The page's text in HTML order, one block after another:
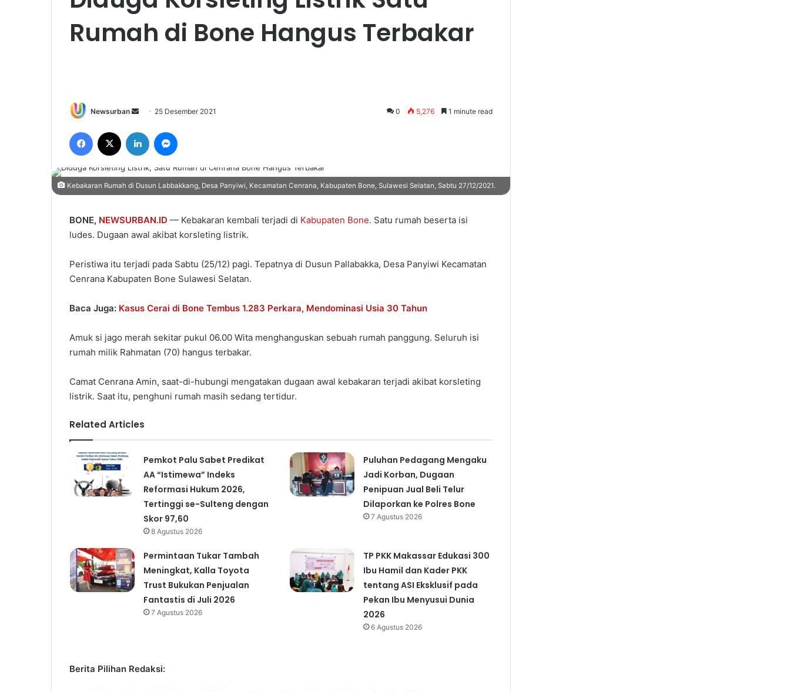
Rumah di Bone Hangus Terbakar
Newsurban
Send
email
25 Desember 2021 0 5,276 1 minute read
Facebook LinkedIn
Kebakaran Rumah di Dusun Labbakkang, Desa Panyiwi, Kecamatan Cenrana, Kabupaten Bone, Sulawesi Selatan, Sabtu 27/12/2021.
BONE, NEWSURBAN.ID — Kebakaran kembali terjadi di Kabupaten Bone. Satu rumah beserta isi
ludes. Dugaan awal akibat korsleting listrik.
Peristiwa itu terjadi pada Sabtu (25/12) pagi. Tepatnya di Dusun Pallabakka, Desa Panyiwi Kecamatan
Cenrana Kabupaten Bone Sulawesi Selatan.
Baca Juga: Kasus Cerai di Bone Tembus 1.283 Perkara, Mendominasi Usia 30 Tahun
Amuk si jago merah sekitar pukul 06.00 Wita menghanguskan sebuah rumah panggung. Seluruh isi
rumah milik Rahmatan (70) hangus terbakar.
Camat Cenrana Amin, saat-di-hubungi mengatakan dugaan awal kebakaran terjadi akibat korsleting
listrik. Saat itu, penghuni rumah masih sedang tertidur.
Related Articles
Pemkot Palu Sabet Predikat
AA “Istimewa” Indeks
Reformasi Hukum 2026,
Tertinggi se-Sulteng dengan
Skor 97,60
8 Agustus 2026
Puluhan Pedagang Mengaku
Jadi Korban, Dugaan
Penipuan Jual Beli Telur
Dilaporkan ke Polres Bone
7 Agustus 2026
Permintaan Tukar Tambah
Meningkat, Kalla Toyota
Trust Bukukan Penjualan
Fantastis di Juli 2026
7 Agustus 2026
TP PKK Makassar Edukasi 300
Ibu Hamil dan Kader PKK
tentang ASI Eksklusif pada
Pekan Ibu Menyusui Dunia
2026
6 Agustus 2026
Berita Pilihan Redaksi: